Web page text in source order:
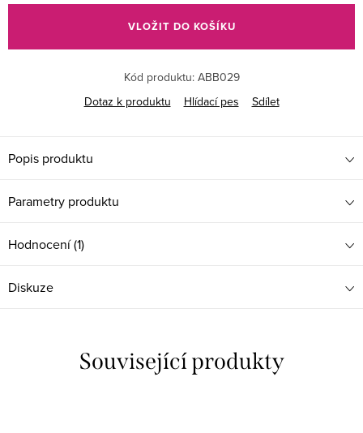
cena:
VLOŽIT DO KOŠÍKU
Kód produktu: ABB029
Dotaz k produktu
Hlídací pes Sdílet
Popis produktu
Parametry produktu
Hodnocení (1)
Diskuze
Související produkty